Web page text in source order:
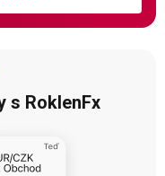
s RoklenFx